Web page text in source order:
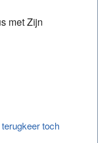
met Zijn
toch